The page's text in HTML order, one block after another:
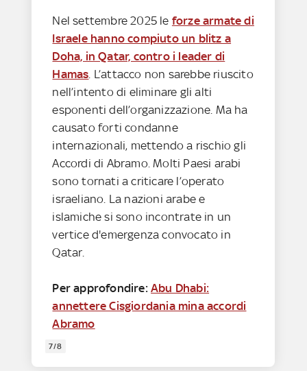
Nel settembre 2025 le forze armate di
Israele hanno compiuto un blitz a
Doha, in Qatar, contro i leader di
Hamas. L’attacco non sarebbe riuscito
nell’intento di eliminare gli alti
esponenti dell’organizzazione. Ma ha
causato forti condanne
internazionali, mettendo a rischio gli
Accordi di Abramo. Molti Paesi arabi
sono tornati a criticare l’operato
israeliano. La nazioni arabe e
islamiche si sono incontrate in un
vertice d'emergenza convocato in
Qatar.
Per approfondire:Abu Dhabi:
annettere Cisgiordania mina accordi
Abramo
7/8